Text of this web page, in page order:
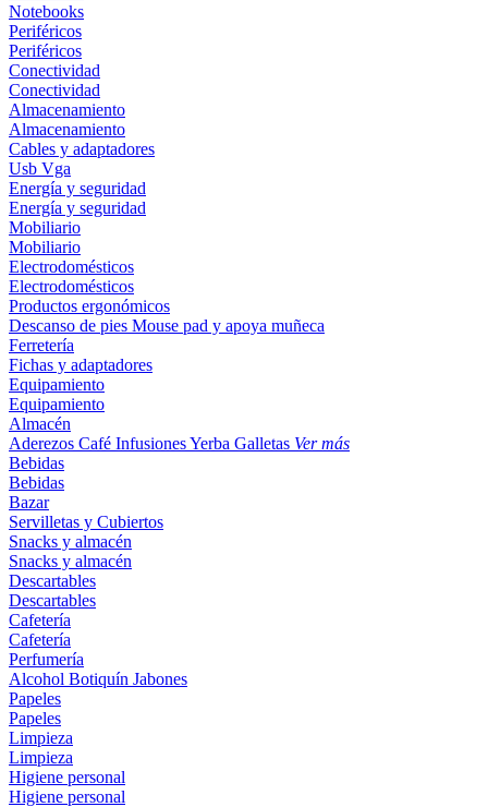
Notebooks
Periféricos
Periféricos
Conectividad
Conectividad
Almacenamiento
Almacenamiento
Cables y adaptadores
Usb Vga
Energía y seguridad
Energía y seguridad
Mobiliario
Mobiliario
Electrodomésticos
Electrodomésticos
Productos ergonómicos
Descanso de pies Mouse pad y apoya muñeca
Ferretería
Fichas y adaptadores
Equipamiento
Equipamiento
Almacén
Aderezos Café InfusionesYerba Galletas Ver más
Bebidas
Bebidas
Bazar
Servilletas y Cubiertos
Snacks y almacén
Snacks y almacén
Descartables
Descartables
Cafetería
Cafetería
Perfumería
Alcohol Botiquín Jabones
Papeles
Papeles
Limpieza
Limpieza
Higiene personal
Higiene personal